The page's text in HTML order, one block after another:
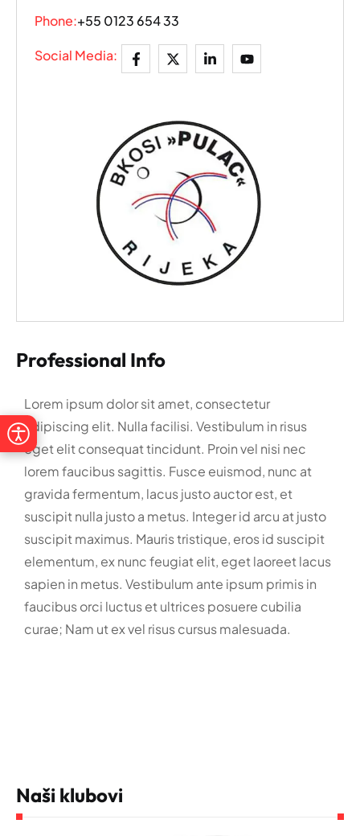
Phone:+55 0123 654 33
Social Media:
Professional Info
Lorem ipsum dolor sit amet, consectetur
adipiscing elit. Nulla facilisi. Vestibulum in risus
eget elit consequat tincidunt. Proin vel nisi nec
lorem faucibus sagittis. Fusce euismod, nunc at
gravida fermentum, lacus justo auctor est, et
suscipit nulla justo a metus. Integer id arcu at justo
suscipit maximus. Mauris tristique, eros id suscipit
elementum, ex nunc feugiat elit, eget laoreet lacus
sapien in metus. Vestibulum ante ipsum primis in
faucibus orci luctus et ultrices posuere cubilia
curae; Nam ut ex vel risus cursus malesuada.
Naši klubovi